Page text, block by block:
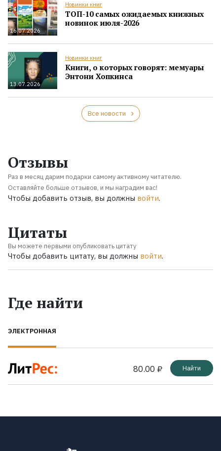
16.07.2026
Новинки книг
ТОП-10 самых ожидаемых книжных
новинок июля-2026
13.07.2026
Новинки книг
Книги, о которых говорят: мемуары
Энтони Хопкинса
Все новости
Отзывы
Раз в месяц дарим подарки самому активному читателю.
Оставляйте больше отзывов, и мы наградим вас!
Чтобы добавить отзыв, вы должны войти.
Цитаты
Вы можете первыми опубликовать цитату
Чтобы добавить цитату, вы должны войти.
Где найти
ЭЛЕКТРОННАЯ
80.00 ₽ Найти